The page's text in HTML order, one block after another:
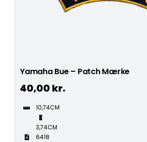
Yamaha Bue – Patch Mærke
40,00 kr.
10,74CM
3,74CM
6418